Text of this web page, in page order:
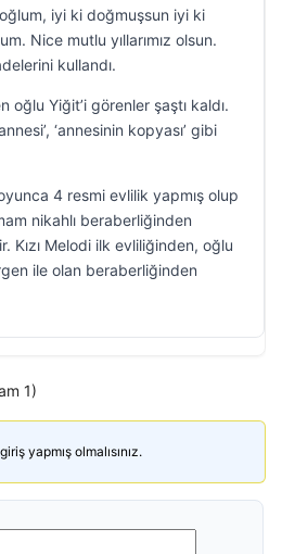
oğlum, iyi ki doğmuşsun iyi ki
Nice mutlu yıllarımız olsun.
kullandı.
oğlu Yiğit’i görenler şaştı kaldı.
‘annesinin kopyası’ gibi
4 resmi evlilik yapmış olup
nikahlı beraberliğinden
Kızı Melodi ilk evliliğinden, oğlu
ile olan beraberliğinden
1)
yapmış olmalısınız.